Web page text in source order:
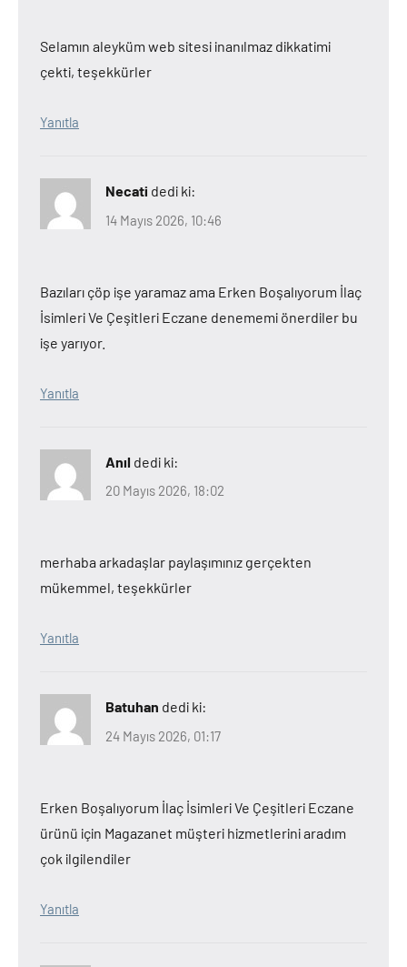
Selamın aleyküm web sitesi inanılmaz dikkatimi
çekti, teşekkürler
Yanıtla
Necati dedi ki:
14 Mayıs 2026, 10:46
Bazıları çöp işe yaramaz ama Erken Boşalıyorum İlaç
İsimleri Ve Çeşitleri Eczane denememi önerdiler bu
işe yarıyor.
Yanıtla
Anıl dedi ki:
20 Mayıs 2026, 18:02
merhaba arkadaşlar paylaşımınız gerçekten
mükemmel, teşekkürler
Yanıtla
Batuhan dedi ki:
24 Mayıs 2026, 01:17
Erken Boşalıyorum İlaç İsimleri Ve Çeşitleri Eczane
ürünü için Magazanet müşteri hizmetlerini aradım
çok ilgilendiler
Yanıtla